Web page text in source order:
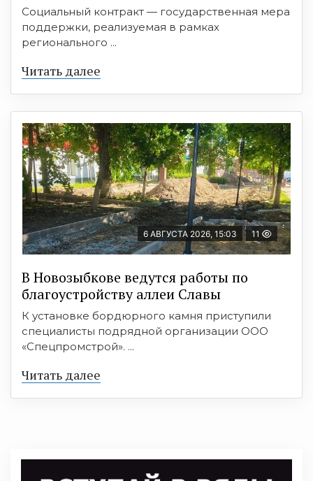
Социальный контракт — государственная мера
поддержки, реализуемая в рамках
регионального ...
Читать далее
6 АВГУСТА 2026, 15:03 11
В Новозыбкове ведутся работы по
благоустройству аллеи Славы
К установке бордюрного камня приступили
специалисты подрядной организации ООО
«Спецпромстрой». ...
Читать далее